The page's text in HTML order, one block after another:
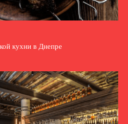
кухни в Днепре